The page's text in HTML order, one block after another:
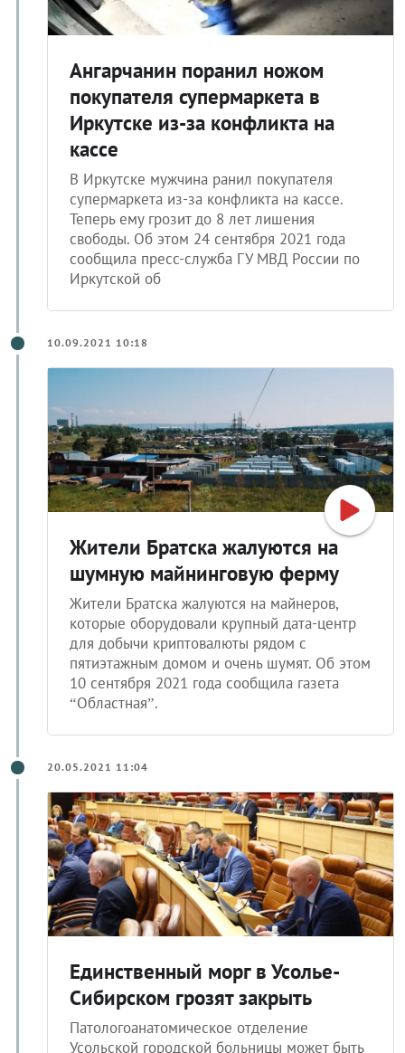
покупателя супермаркета в
Иркутске из-за конфликта на
кассе
В Иркутске мужчина ранил покупателя
супермаркета из-за конфликта на кассе.
Теперь ему грозит до 8 лет лишения
свободы. Об этом 24 сентября 2021 года
сообщила пресс-служба ГУ МВД России по
Иркутской об
Жители Братска жалуются на
шумную майнинговую ферму
Жители Братска жалуются на майнеров,
которые оборудовали крупный дата-центр
для добычи криптовалюты рядом с
пятиэтажным домом и очень шумят. Об этом
10 сентября 2021 года сообщила газета
“Областная”.
Сибирском грозят закрыть
Патологоанатомическое отделение
Усольской городской больницы может быть